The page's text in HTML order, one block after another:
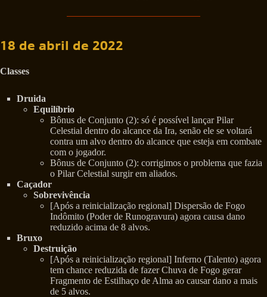
18 de abril de 2022
Classes
Druida
Equilíbrio
Bônus de Conjunto (2): só é possível lançar Pilar
Celestial dentro do alcance da Ira, senão ele se voltará
contra um alvo dentro do alcance que esteja em combate
com o jogador.
Bônus de Conjunto (2): corrigimos o problema que fazia
o Pilar Celestial surgir em aliados.
Caçador
Sobrevivência
[Após a reinicialização regional] Dispersão de Fogo
Indômito (Poder de Runogravura) agora causa dano
reduzido acima de 8 alvos.
Bruxo
Destruição
[Após a reinicialização regional] Inferno (Talento) agora
tem chance reduzida de fazer Chuva de Fogo gerar
Fragmento de Estilhaço de Alma ao causar dano a mais
de 5 alvos.